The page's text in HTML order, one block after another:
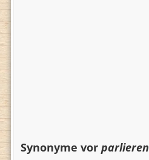
Synonyme vor parlieren